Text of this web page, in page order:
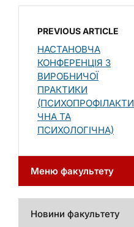
PREVIOUS ARTICLE
НАСТАНОВЧА
КОНФЕРЕНЦІЯ З
ВИРОБНИЧОЇ
ПРАКТИКИ
(ПСИХОПРОФІЛАКТИ
ЧНА ТА
ПСИХОЛОГІЧНА)
Меню факультету
Новини факультету